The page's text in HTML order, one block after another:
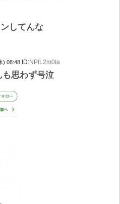
してんな
) 08:48 ID:NPfL2m0Ia
も思わず号泣